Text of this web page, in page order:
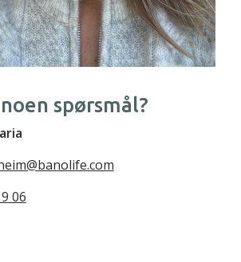
spørsmål?
06